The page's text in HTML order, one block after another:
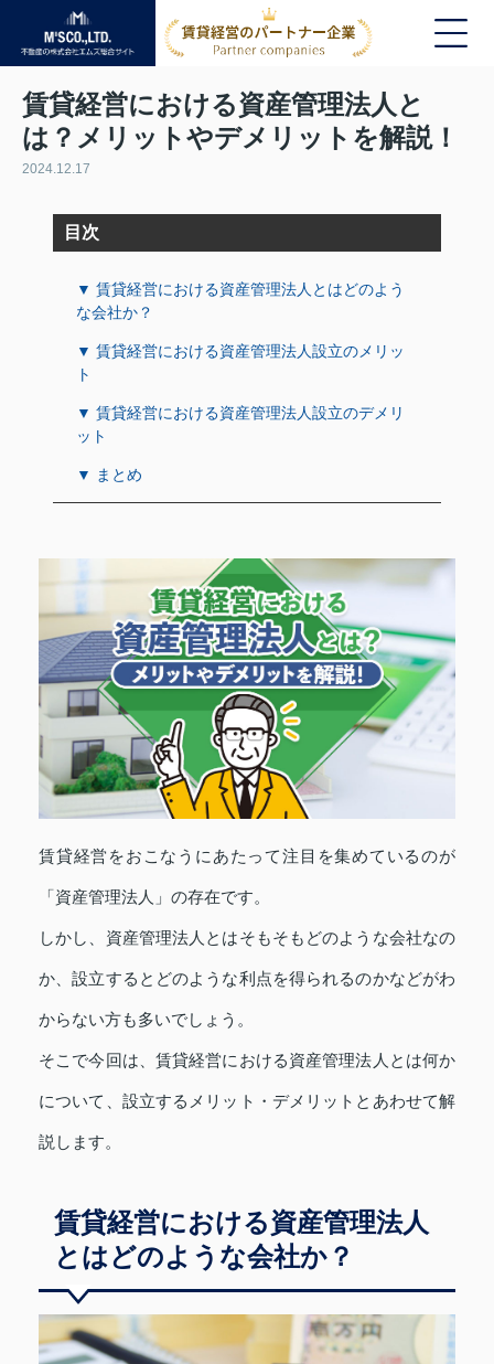
賃貸経営における資産管理法人と
は？メリットやデメリットを解説！
2024.12.17
目次
▼ 賃貸経営における資産管理法人とはどのよう
な会社か？
▼ 賃貸経営における資産管理法人設立のメリッ
ト
▼ 賃貸経営における資産管理法人設立のデメリ
ット
▼ まとめ
賃貸経営をおこなうにあたって注目を集めているのが
「資産管理法人」の存在です。
しかし、資産管理法人とはそもそもどのような会社なの
か、設立するとどのような利点を得られるのかなどがわ
からない方も多いでしょう。
そこで今回は、賃貸経営における資産管理法人とは何か
について、設立するメリット・デメリットとあわせて解
説します。
賃貸経営における資産管理法人
とはどのような会社か？